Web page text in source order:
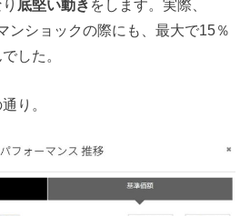
底堅い動き をします。実際、
ンショックの際にも、最大で15％
した。
り。